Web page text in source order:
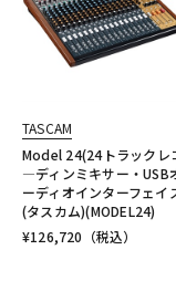
TASCAM
Model 24(24トラックレ
―ディンミキサー・USB
ーディオインターフェイ
(タスカム)(MODEL24)
¥126,720 （税込）